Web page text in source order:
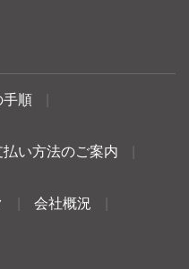
手順
払い方法のご案内
会社概況